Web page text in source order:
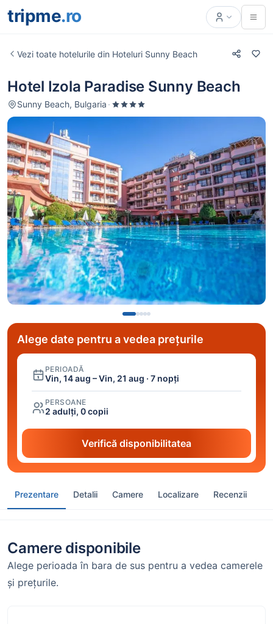
tripme.ro
Alege date pentru a vedea prețurile
PERIOADĂ
Vin, 14 aug – Vin, 21 aug · 7 nopți
PERSOANE
2 adulți, 0 copii
Verifică disponibilitatea
Vezi toate hotelurile din Hoteluri Sunny Beach
Prezentare Detalii Camere Localizare Recenzii
Hotel Izola Paradise Sunny Beach
Sunny Beach, Bulgaria ·
Camere disponibile
Alege perioada în bara de sus pentru a vedea camerele
și prețurile.